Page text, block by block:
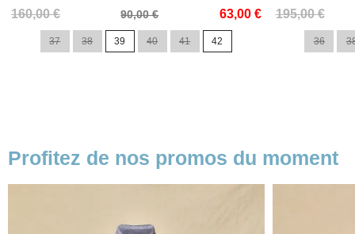
160,00 €
Prix
90,00 € 63,00 €
Prix
37 38 39 40 41 42
195,00 €
Prix
Prix
36
Profitez de nos promos du moment